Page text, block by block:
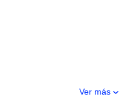
Ver más